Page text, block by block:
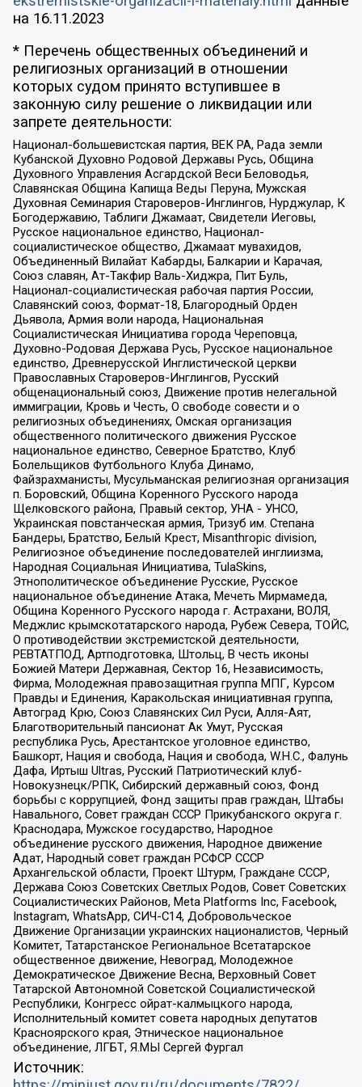
на 16.11.2023
* Перечень общественных объединений и
религиозных организаций в отношении
которых судом принято вступившее в
законную силу решение о ликвидации или
запрете деятельности:
Национал-большевистская партия, ВЕК РА, Рада земли
Кубанской Духовно Родовой Державы Русь, Община
Духовного Управления Асгардской Веси Беловодья,
Славянская Община Капища Веды Перуна, Мужская
Духовная Семинария Староверов-Инглингов, Нурджулар, К
Богодержавию, Таблиги Джамаат, Свидетели Иеговы,
Русское национальное единство, Национал-
социалистическое общество, Джамаат мувахидов,
Объединенный Вилайат Кабарды, Балкарии и Карачая,
Союз славян, Ат-Такфир Валь-Хиджра, Пит Буль,
Национал-социалистическая рабочая партия России,
Славянский союз, Формат-18, Благородный Орден
Дьявола, Армия воли народа, Национальная
Социалистическая Инициатива города Череповца,
Духовно-Родовая Держава Русь, Русское национальное
единство, Древнерусской Инглистической церкви
Православных Староверов-Инглингов, Русский
общенациональный союз, Движение против нелегальной
иммиграции, Кровь и Честь, О свободе совести и о
религиозных объединениях, Омская организация
общественного политического движения Русское
национальное единство, Северное Братство, Клуб
Болельщиков Футбольного Клуба Динамо,
Файзрахманисты, Мусульманская религиозная организация
п. Боровский, Община Коренного Русского народа
Щелковского района, Правый сектор, УНА - УНСО,
Украинская повстанческая армия, Тризуб им. Степана
Бандеры, Братство, Белый Крест, Misanthropic division,
Религиозное объединение последователей инглиизма,
Народная Социальная Инициатива, TulaSkins,
Этнополитическое объединение Русские, Русское
национальное объединение Атака, Мечеть Мирмамеда,
Община Коренного Русского народа г. Астрахани, ВОЛЯ,
Меджлис крымскотатарского народа, Рубеж Севера, ТОЙС,
О противодействии экстремистской деятельности,
РЕВТАТПОД, Артподготовка, Штольц, В честь иконы
Божией Матери Державная, Сектор 16, Независимость,
Фирма, Молодежная правозащитная группа МПГ, Курсом
Правды и Единения, Каракольская инициативная группа,
Автоград Крю, Союз Славянских Сил Руси, Алля-Аят,
Благотворительный пансионат Ак Умут, Русская
республика Русь, Арестантское уголовное единство,
Башкорт, Нация и свобода, Нация и свобода, W.H.С., Фалунь
Дафа, Иртыш Ultras, Русский Патриотический клуб-
Новокузнецк/РПК, Сибирский державный союз, Фонд
борьбы с коррупцией, Фонд защиты прав граждан, Штабы
Навального, Совет граждан СССР Прикубанского округа г.
Краснодара, Мужское государство, Народное
объединение русского движения, Народное движение
Адат, Народный совет граждан РСФСР СССР
Архангельской области, Проект Штурм, Граждане СССР,
Держава Союз Советских Светлых Родов, Совет Советских
Социалистических Районов, Meta Platforms Inc, Facebook,
Instagram, WhatsApp, СИЧ-С14, Добровольческое
Движение Организации украинских националистов, Черный
Комитет, Татарстанское Региональное Всетатарское
общественное движение, Невоград, Молодежное
Демократическое Движение Весна, Верховный Совет
Татарской Автономной Советской Социалистической
Республики, Конгресс ойрат-калмыцкого народа,
Исполнительный комитет совета народных депутатов
Красноярского края, Этническое национальное
объединение, ЛГБТ, Я.МЫ Сергей Фургал
Источник: